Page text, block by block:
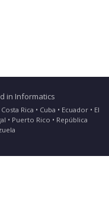
in Informatics
Rica • Cuba • Ecuador • El
• Puerto Rico • República